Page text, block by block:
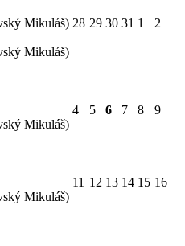
Mikuláš)
Mikuláš)
28 29 30 31 1 2
Mikuláš)
4 5 6 7 8 9
Mikuláš)
11 12 13 14 15 16